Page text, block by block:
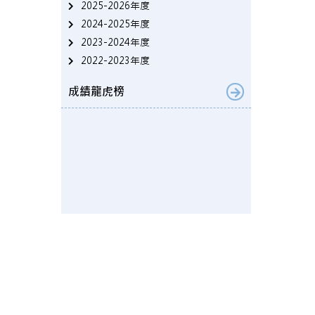
2025-2026年度
2024-2025年度
2023-2024年度
2022-2023年度
成績龍虎榜